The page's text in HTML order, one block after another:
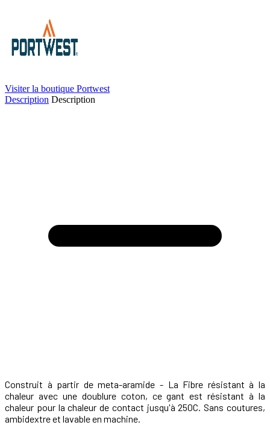
Visiter la boutique Portwest
Description Description
Construit à partir de meta-aramide - La Fibre résistant à la
chaleur avec une doublure coton, ce gant est résistant à la
chaleur pour la chaleur de contact jusqu'à 250C. Sans coutures,
ambidextre et lavable en machine.